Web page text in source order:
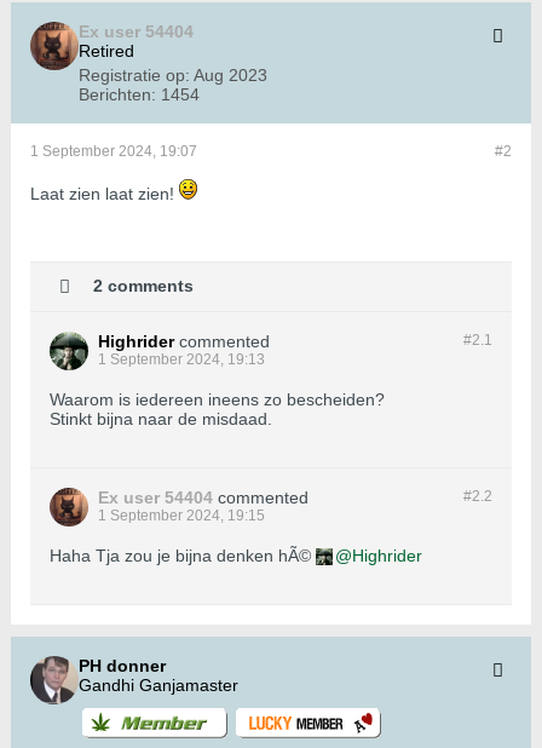
Ex user 54404
Retired
Registratie op: Aug 2023
Berichten: 1454
#2
1 September 2024, 19:07
Laat zien laat zien!
2 comments
#2.1
Highrider commented
1 September 2024, 19:13
Waarom is iedereen ineens zo bescheiden?
Stinkt bijna naar de misdaad.
#2.2
Ex user 54404 commented
1 September 2024, 19:15
Haha Tja zou je bijna denken hÃ© Highrider
PH donner
Gandhi Ganjamaster